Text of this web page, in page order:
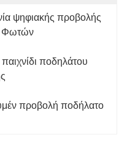
ψηφιακής προβολής
Φωτών
ποδηλάτου
προβολή ποδήλατο